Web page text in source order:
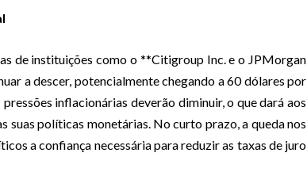
de instituições como o **Citigroup Inc. e o JPMorgan
a descer, potencialmente chegando a 60 dólares por
inflacionárias deverão diminuir, o que dará aos
suas políticas monetárias. No curto prazo, a queda nos
a confiança necessária para reduzir as taxas de juro